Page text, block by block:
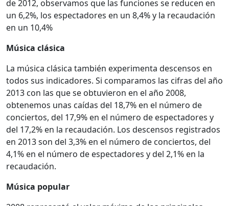
de 2012, observamos que las funciones se reducen en
un 6,2%, los espectadores en un 8,4% y la recaudación
en un 10,4%
Música clásica
La música clásica también experimenta descensos en
todos sus indicadores. Si comparamos las cifras del año
2013 con las que se obtuvieron en el año 2008,
obtenemos unas caídas del 18,7% en el número de
conciertos, del 17,9% en el número de espectadores y
del 17,2% en la recaudación. Los descensos registrados
en 2013 son del 3,3% en el número de conciertos, del
4,1% en el número de espectadores y del 2,1% en la
recaudación.
Música popular